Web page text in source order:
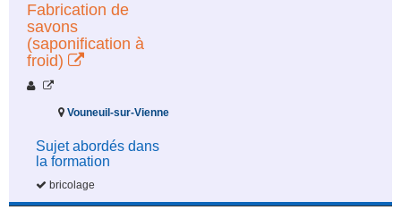
Fabrication de
savons
(saponification à
froid)
Vouneuil-sur-Vienne
Sujet abordés dans
la formation
bricolage